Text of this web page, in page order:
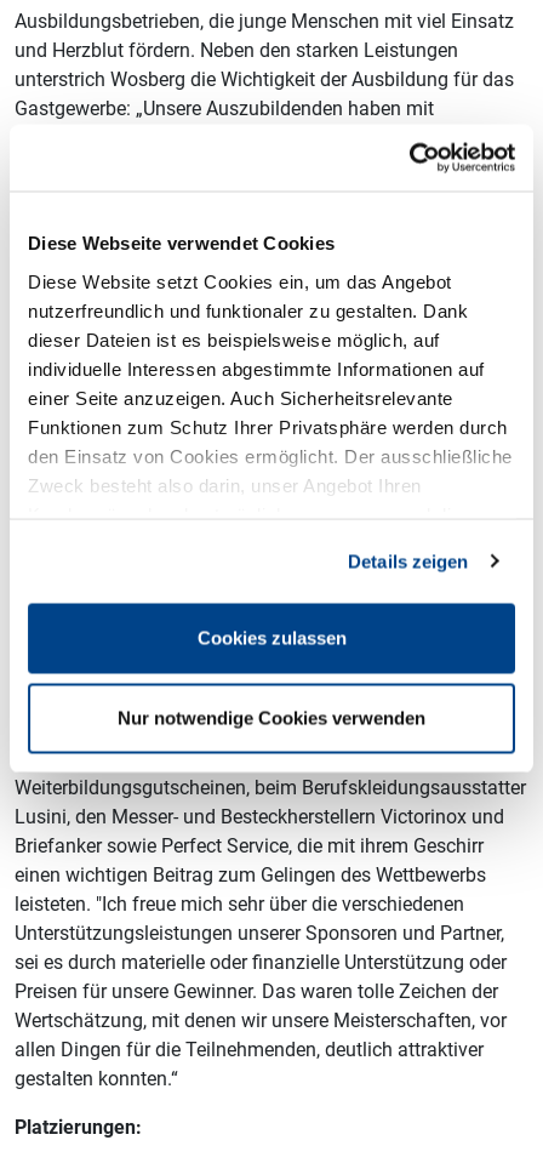
Diese Webseite verwendet Cookies
Diese Website setzt Cookies ein, um das Angebot
nutzerfreundlich und funktionaler zu gestalten. Dank
dieser Dateien ist es beispielsweise möglich, auf
individuelle Interessen abgestimmte Informationen auf
einer Seite anzuzeigen. Auch Sicherheitsrelevante
Funktionen zum Schutz Ihrer Privatsphäre werden durch
den Einsatz von Cookies ermöglicht. Der ausschließliche
Zweck besteht also darin, unser Angebot Ihren
Details zeigen
Cookies zulassen
Nur notwendige Cookies verwenden
Ausbildungsbetrieben, die junge Menschen mit viel Einsatz
und Herzblut fördern. Neben den starken Leistungen
unterstrich Wosberg die Wichtigkeit der Ausbildung für das
Gastgewerbe: „Unsere Auszubildenden haben mit
Kompetenz, Leidenschaft und Teamgeist überzeugt. Sie
sind der beste Beweis dafür, wie attraktiv und anspruchsvoll
beste Mittel gegen einen zunehmenden Fachkräftemangel
ist. Und das Gute: Unsere Ausbildungsberufe in ihrer
Unterschiedlichkeit und Vielseitigkeit bieten für ganz viele
junge Menschen weiterhin ein attraktives
Ausbildungsumfeld.“
Die NRW-Siegerinnen und Sieger vertreten im Oktober die
nordrhein-westfälischen Farben bei den
Bundesjungendmeisterschaften auf dem Petersberg, wo der
alle anderen Unterstützer beim Ringhotel Drees und der
Industrie- und Handelskammer für die Bereitstellung der
Wettbewerbsräumlichkeiten, beim Verband der Köche
hoga Unternehmerversorgung und der WIHOGA-Stiftung für
die finanzielle Unterstützung sowie die Bereitstellung von
Weiterbildungsgutscheinen, beim Berufskleidungsausstatter
Lusini, den Messer- und Besteckherstellern Victorinox und
Briefanker sowie Perfect Service, die mit ihrem Geschirr
einen wichtigen Beitrag zum Gelingen des Wettbewerbs
leisteten. "Ich freue mich sehr über die verschiedenen
Unterstützungsleistungen unserer Sponsoren und Partner,
sei es durch materielle oder finanzielle Unterstützung oder
Preisen für unsere Gewinner. Das waren tolle Zeichen der
Wertschätzung, mit denen wir unsere Meisterschaften, vor
allen Dingen für die Teilnehmenden, deutlich attraktiver
gestalten konnten.“
Platzierungen: